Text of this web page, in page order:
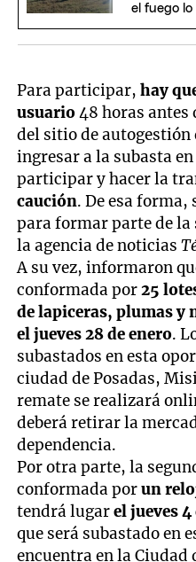
el fuego lo
Para participar, hay
usuario48 horas antes
del sitio de autogestión
ingresar a la subasta
participar y hacer la
caución. De esa
para formar parte de la
la agencia de noticias
A su vez, informaron
conformada por25
de lapiceras, plumas y
el jueves 28 de enero.
subastados en esta
ciudad de Posadas,
remate se realizará
deberá retirar la
dependencia.
Por otra parte, la
conformada porun
tendrá lugarel jueves
que será subastado en
encuentra en la Ciudad